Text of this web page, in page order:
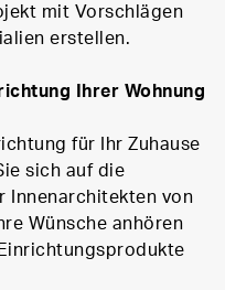
mit Vorschlägen
erstellen.
Ihrer Wohnung
für Ihr Zuhause
sich auf die
Innenarchitekten von
Wünsche anhören